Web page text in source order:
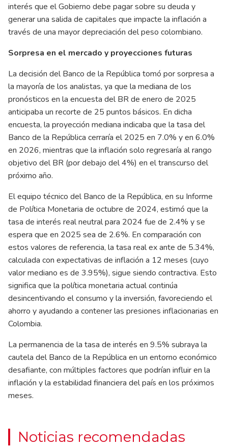
interés que el Gobierno debe pagar sobre su deuda y
generar una salida de capitales que impacte la inflación a
través de una mayor depreciación del peso colombiano.
Sorpresa en el mercado y proyecciones futuras
La decisión del Banco de la República tomó por sorpresa a
la mayoría de los analistas, ya que la mediana de los
pronósticos en la encuesta del BR de enero de 2025
anticipaba un recorte de 25 puntos básicos. En dicha
encuesta, la proyección mediana indicaba que la tasa del
Banco de la República cerraría el 2025 en 7.0% y en 6.0%
en 2026, mientras que la inflación solo regresaría al rango
objetivo del BR (por debajo del 4%) en el transcurso del
próximo año.
El equipo técnico del Banco de la República, en su Informe
de Política Monetaria de octubre de 2024, estimó que la
tasa de interés real neutral para 2024 fue de 2.4% y se
espera que en 2025 sea de 2.6%. En comparación con
estos valores de referencia, la tasa real ex ante de 5.34%,
calculada con expectativas de inflación a 12 meses (cuyo
valor mediano es de 3.95%), sigue siendo contractiva. Esto
significa que la política monetaria actual continúa
desincentivando el consumo y la inversión, favoreciendo el
ahorro y ayudando a contener las presiones inflacionarias en
Colombia.
La permanencia de la tasa de interés en 9.5% subraya la
cautela del Banco de la República en un entorno económico
desafiante, con múltiples factores que podrían influir en la
inflación y la estabilidad financiera del país en los próximos
meses.
Noticias recomendadas